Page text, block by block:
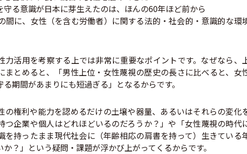
守る意識が日本に芽生えたのは、ほんの60年ほど前から
間に、女性（を含む労働者）に関する法的・社会的・意識的な環
活用を考察する上では非常に重要なポイントです。なぜなら、
まとめると、「男性上位・女性蔑視の歴史の長さに比べると、女
る期間があまりにも短過ぎる」となるからです。
権利や能力を認めるだけの土壌や器量、あるいはそれらの変化
つ企業や個人はどれほどいるのだろうか？」や「女性蔑視の時代
を持ったまま現代社会に（年齢相応の肩書を持って）生きている
？」という疑問・課題が浮かび上がってくるからです。